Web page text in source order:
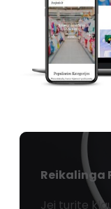
Reikalinga
Jei turite